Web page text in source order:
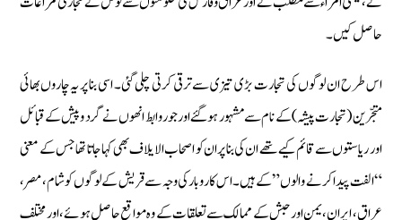
حاصل کیں۔
اس طرح ان لوگوں کی تجارت بڑی تیزی سے ترقی کرتی چلی گئی۔ اسی بنا پر یہ چاروں بھائی
متجّرین (تجارت پیشہ) کے نام سے مشہور ہوگئے اور جو روابط انھوں نے گرد و پیش کے قبائل
اور ریاستوں سے قائم کیے تھے ان کی بنا پر ان کو اصحاب الایلاف بھی کہا جاتا تھا جس کے معنی
“الفت پیدا کرنے والوں” کے ہیں۔ اس کاروبار کی وجہ سے قریش کے لوگوں کو شام، مصر،
عراق، ایران، یمن اور حبش کے ممالک سے تعلقات کے وہ مواقع حاصل ہوئے، اور مختلف